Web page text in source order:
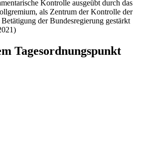
Kontrolle ausgeübt durch das
als Zentrum der Kontrolle der
der Bundesregierung gestärkt
Tagesordnungspunkt